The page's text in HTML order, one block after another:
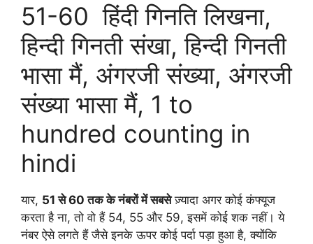
51-60 हिंदी गिनति लिखना,
हिन्दी गिनती संखा, हिन्दी गिनती
भासा मैं, अंगरजी संख्या, अंगरजी
संख्या भासा मैं, 1 to
hundred counting in
hindi
यार, 51 से 60 तक के नंबरों में सबसेज़्यादा अगर कोई कंफ्यूज
करता है ना, तो वो हैं 54, 55 और 59, इसमें कोई शक नहीं। ये
नंबर ऐसे लगते हैं जैसे इनके ऊपर कोई पर्दा पड़ा हुआ है, क्योंकि